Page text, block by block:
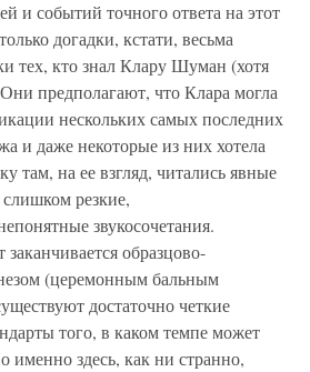
и событий точного ответа на этот
догадки, кстати, весьма
тех, кто знал Клару Шуман (хотя
предполагают, что Клара могла
нескольких самых последних
и даже некоторые из них хотела
там, на ее взгляд, читались явные
резкие,
звукосочетания.
образцово-
(церемонным бальным
достаточно четкие
того, в каком темпе может
именно здесь, как ни странно,